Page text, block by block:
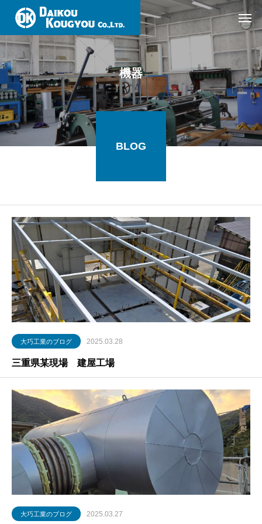
機器
BLOG
大巧工業のブログ 2025.03.28
三重県某現場 建屋工場
大巧工業のブログ 2025.03.27